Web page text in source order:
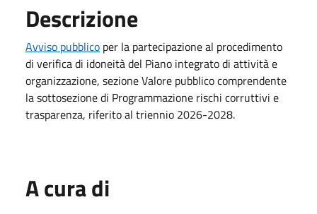
Descrizione
Avviso pubblico per la partecipazione al procedimento
di verifica di idoneità del Piano integrato di attività e
organizzazione, sezione Valore pubblico comprendente
la sottosezione di Programmazione rischi corruttivi e
trasparenza, riferito al triennio 2026-2028.
A cura di